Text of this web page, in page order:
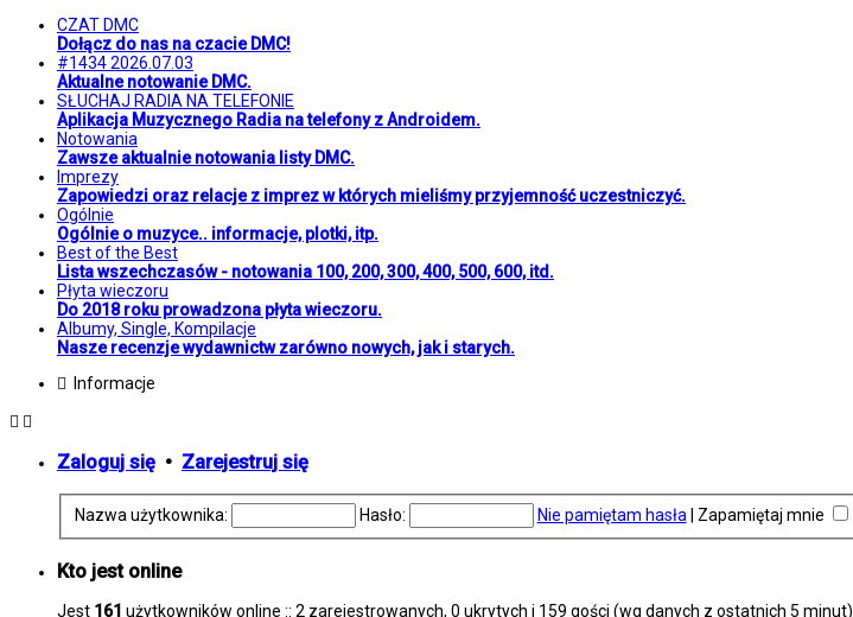
CZAT DMC
Dołącz do nas na czacie DMC!
#1434 2026.07.03
Aktualne notowanie DMC.
SŁUCHAJ RADIA NA TELEFONIE
Aplikacja Muzycznego Radia na telefony z Androidem.
Notowania
Zawsze aktualnie notowania listy DMC.
Imprezy
Zapowiedzi oraz relacje z imprez w których mieliśmy przyjemność uczestniczyć.
Ogólnie
Ogólnie o muzyce.. informacje, plotki, itp.
Best of the Best
Lista wszechczasów - notowania 100, 200, 300, 400, 500, 600, itd.
Płyta wieczoru
Do 2018 roku prowadzona płyta wieczoru.
Albumy, Single, Kompilacje
Nasze recenzje wydawnictw zarówno nowych, jak i starych.
Informacje
Zaloguj się • Zarejestruj się
Nazwa użytkownika: Hasło: Nie pamiętam hasła Zapamiętaj mnie
Kto jest online
Jest 161 użytkowników online :: 2 zarejestrowanych, 0 ukrytych i 159 gości (wg danych z ostatnich 5 minut)